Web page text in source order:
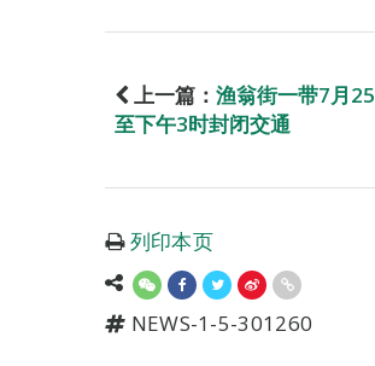
上一篇： 渔翁街一带7月
至下午3时封闭交通
列印本页
NEWS-1-5-301260